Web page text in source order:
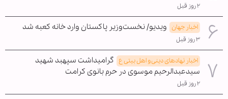
۲ روز قبل
اخبار جهان ویدیو/ نخست‌وزیر پاکستان وارد خانه کعبه شد
۳ روز قبل
اخبار نهادهای دینی و اهل بیتی ع گرامیداشت سپهبد شهید
سیدعبدالرحیم موسوی در حرم بانوی کرامت
۲ روز قبل